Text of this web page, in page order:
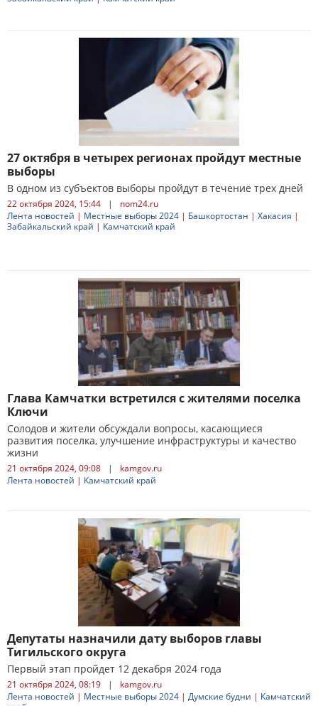
27 октября в четырех регионах пройдут местные
выборы
В одном из субъектов выборы пройдут в течение трех дней
22 октября 2024, 15:44 |
nom24.ru
Лента новостей | Местные выборы 2024 | Башкортостан | Хакасия |
Забайкальский край | Камчатский край
Глава Камчатки встретился с жителями поселка
Ключи
Солодов и жители обсуждали вопросы, касающиеся
развития поселка, улучшение инфраструктуры и качество
жизни
21 октября 2024, 09:08 |
kamgov.ru
Лента новостей | Камчатский край
Депутаты назначили дату выборов главы
Тигильского округа
Первый этап пройдет 12 декабря 2024 года
21 октября 2024, 08:19 |
kamgov.ru
Лента новостей | Местные выборы 2024 | Думские будни | Камчатский